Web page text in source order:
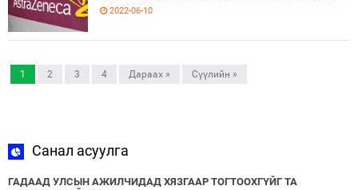
2022-06-10
1 2 3 4 Дараах » Сүүлийн »
Санал асуулга
ГАДААД УЛСЫН АЖИЛЧИДАД ХЯЗГААР ТОГТООХГҮЙГ ТА